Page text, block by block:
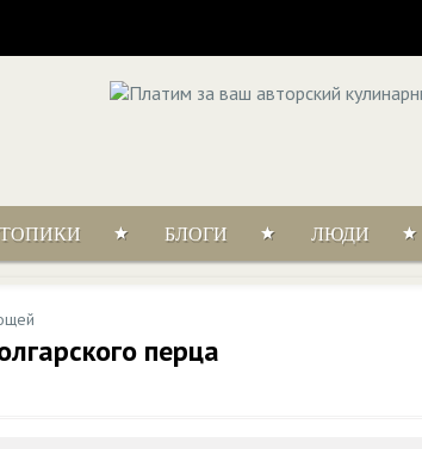
ТОПИКИ БЛОГИ ЛЮДИ
перца